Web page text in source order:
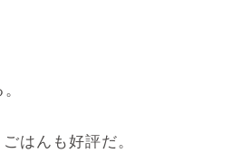
はんも好評だ。